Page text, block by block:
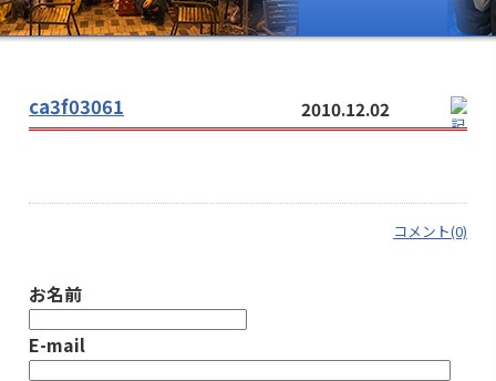
ca3f03061 2010.12.02
コメント(0)
お名前
E-mail